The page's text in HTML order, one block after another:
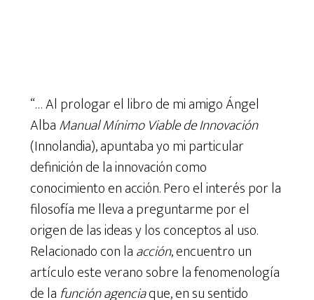
“…Al prologar el libro de mi amigo Ángel
AlbaManual Mínimo Viable de Innovación
(Innolandia), apuntaba yo mi particular
definición de la innovación como
conocimiento en acción. Pero el interés por la
filosofía me lleva a preguntarme por el
origen de las ideas y los conceptos al uso.
Relacionado con laacción, encuentro un
artículo este verano sobre la fenomenología
de la función agenciaque, en su sentido